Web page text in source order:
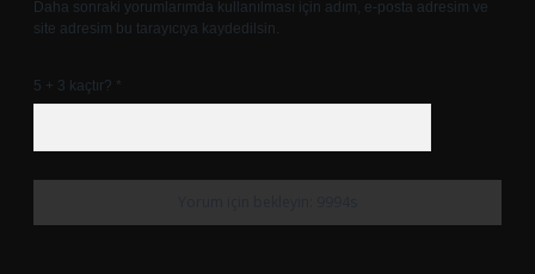
Daha sonraki yorumlarımda kullanılması için adım, e-posta adresim ve
site adresim bu tarayıcıya kaydedilsin.
5 + 3 kaçtır? *